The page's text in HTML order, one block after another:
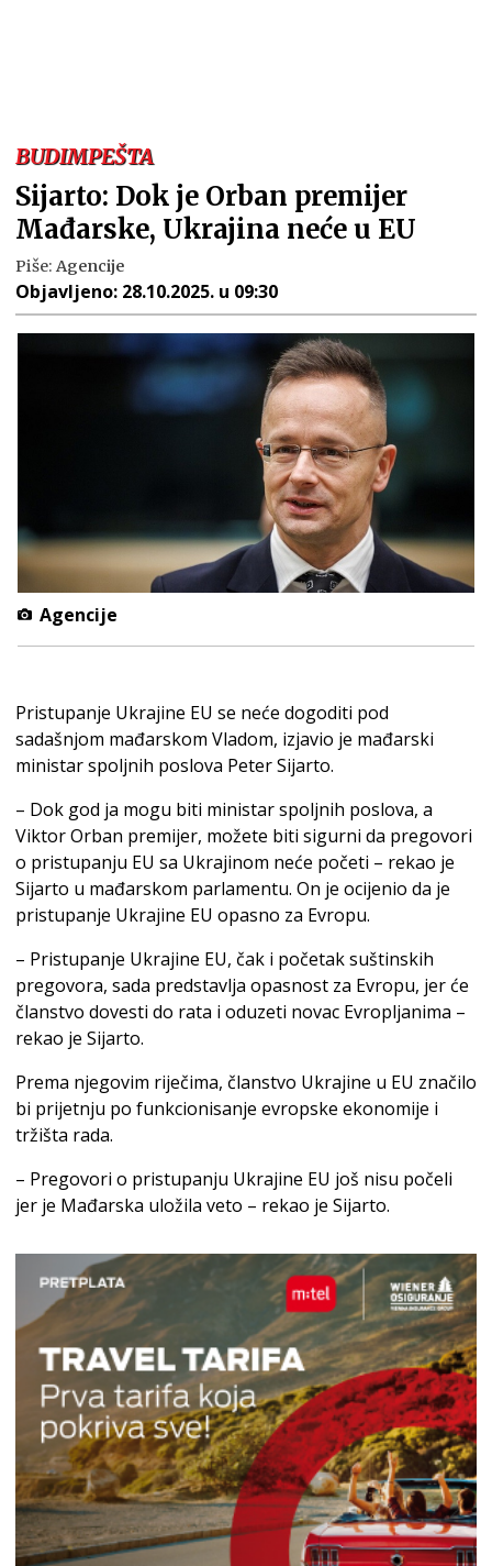
BUDIMPEŠTA
Sijarto: Dok je Orban premijer
Mađarske, Ukrajina neće u EU
Piše: Agencije
Objavljeno: 28.10.2025. u 09:30
Agencije
Pristupanje Ukrajine EU se neće dogoditi pod
sadašnjom mađarskom Vladom, izjavio je mađarski
ministar spoljnih poslova Peter Sijarto.
– Dok god ja mogu biti ministar spoljnih poslova, a
Viktor Orban premijer, možete biti sigurni da pregovori
o pristupanju EU sa Ukrajinom neće početi – rekao je
Sijarto u mađarskom parlamentu. On je ocijenio da je
pristupanje Ukrajine EU opasno za Evropu.
– Pristupanje Ukrajine EU, čak i početak suštinskih
pregovora, sada predstavlja opasnost za Evropu, jer će
članstvo dovesti do rata i oduzeti novac Evropljanima –
rekao je Sijarto.
Prema njegovim riječima, članstvo Ukrajine u EU značilo
bi prijetnju po funkcionisanje evropske ekonomije i
tržišta rada.
– Pregovori o pristupanju Ukrajine EU još nisu počeli
jer je Mađarska uložila veto – rekao je Sijarto.